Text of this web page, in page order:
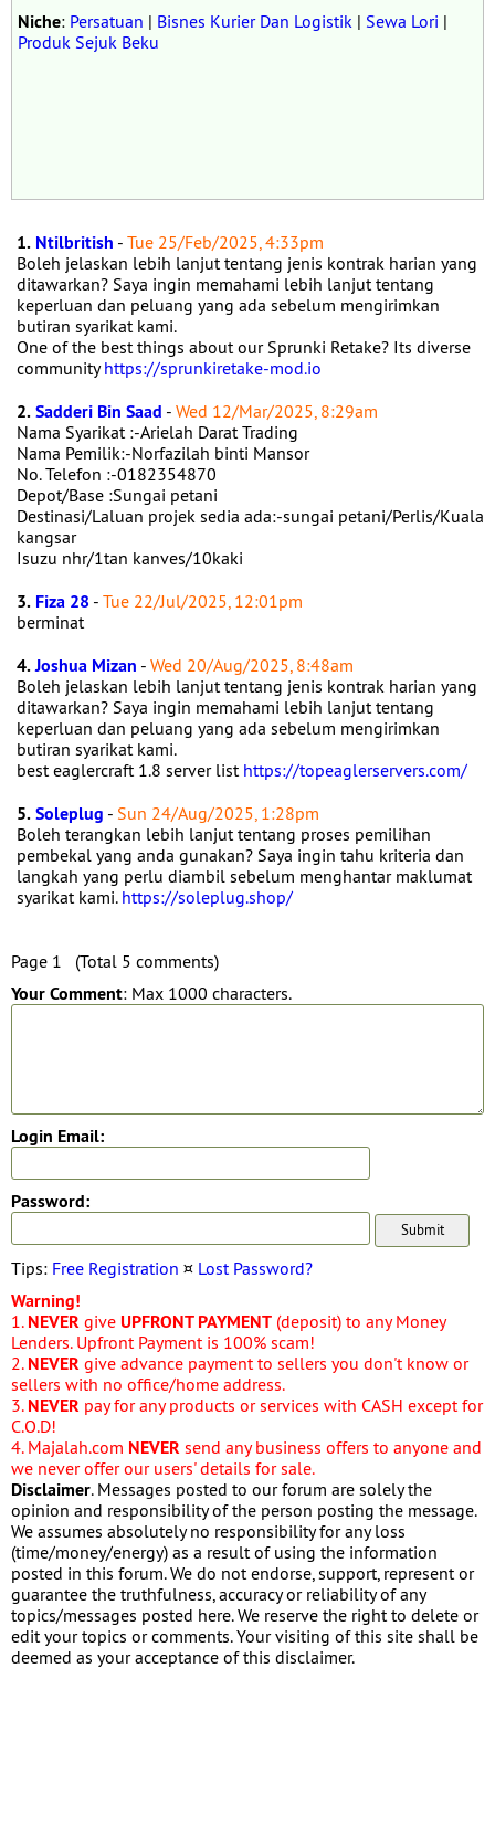
Niche: Persatuan | Bisnes Kurier Dan Logistik | Sewa Lori |
Produk Sejuk Beku
1. Ntilbritish - Tue 25/Feb/2025, 4:33pm
Boleh jelaskan lebih lanjut tentang jenis kontrak harian yang
ditawarkan? Saya ingin memahami lebih lanjut tentang
keperluan dan peluang yang ada sebelum mengirimkan
butiran syarikat kami.
One of the best things about our Sprunki Retake? Its diverse
communityhttps://sprunkiretake-mod.io
2.Sadderi Bin Saad - Wed 12/Mar/2025, 8:29am
Nama Syarikat :-Arielah Darat Trading
Nama Pemilik:-Norfazilah binti Mansor
No. Telefon :-0182354870
Depot/Base :Sungai petani
Destinasi/Laluan projek sedia ada:-sungai petani/Perlis/Kuala
kangsar
Isuzu nhr/1tan kanves/10kaki
3. Fiza 28 - Tue 22/Jul/2025, 12:01pm
berminat
4.Joshua Mizan - Wed 20/Aug/2025, 8:48am
Boleh jelaskan lebih lanjut tentang jenis kontrak harian yang
ditawarkan? Saya ingin memahami lebih lanjut tentang
keperluan dan peluang yang ada sebelum mengirimkan
butiran syarikat kami.
best eaglercraft 1.8 server list https://topeaglerservers.com/
5.Soleplug - Sun 24/Aug/2025, 1:28pm
Boleh terangkan lebih lanjut tentang proses pemilihan
pembekal yang anda gunakan? Saya ingin tahu kriteria dan
langkah yang perlu diambil sebelum menghantar maklumat
syarikat kami. https://soleplug.shop/
Page 1 (Total 5 comments)
Your Comment: Max 1000 characters.
Login Email:
Password:
Tips: Free Registration ¤ Lost Password?
Warning!
1. NEVER give UPFRONT PAYMENT (deposit) to any Money
Lenders. Upfront Payment is 100% scam!
2. NEVER give advance payment to sellers you don't know or
sellers with no office/home address.
3. NEVER pay for any products or services with CASH except for
C.O.D!
4. Majalah.com NEVER send any business offers to anyone and
we never offer our users' details for sale.
Disclaimer. Messages posted to our forum are solely the
opinion and responsibility of the person posting the message.
We assumes absolutely no responsibility for any loss
(time/money/energy) as a result of using the information
posted in this forum. We do not endorse, support, represent or
guarantee the truthfulness, accuracy or reliability of any
topics/messages posted here. We reserve the right to delete or
edit your topics or comments. Your visiting of this site shall be
deemed as your acceptance of this disclaimer.